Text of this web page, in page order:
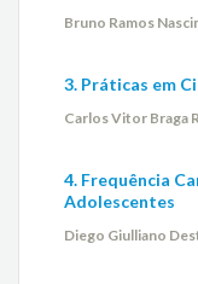
Bruno Ramos
3. Práticas em
Carlos Vitor Braga
4. Frequência
Adolescentes
Diego Giulliano